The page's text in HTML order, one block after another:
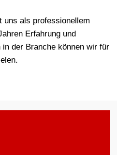
uns als professionellem
Erfahrung und
der Branche können wir für